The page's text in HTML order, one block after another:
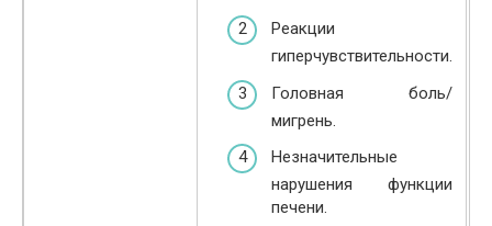
Реакции
гиперчувствительности.
Головная боль/
мигрень.
Незначительные
нарушения функции
печени.